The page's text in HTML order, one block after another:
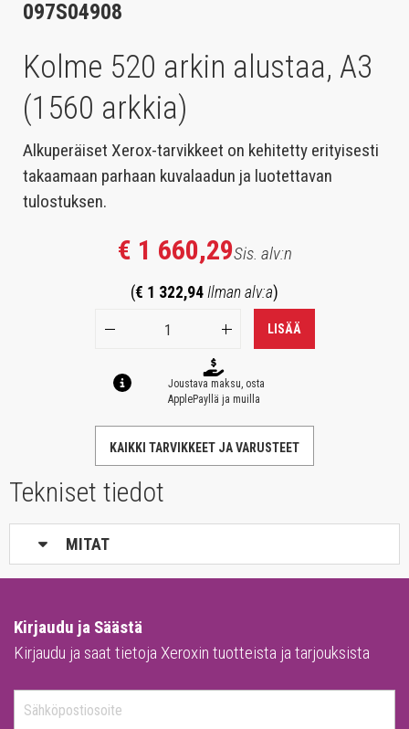
097S04908
Kolme 520 arkin alustaa, A3
(1560 arkkia)
Alkuperäiset Xerox-tarvikkeet on kehitetty erityisesti
takaamaan parhaan kuvalaadun ja luotettavan
tulostuksen.
€ 1 660,29Sis. alv:n
(€ 1 322,94 Ilman alv:a)
LISÄÄ
Joustava maksu, osta
ApplePayllä ja muilla
KAIKKI TARVIKKEET JA VARUSTEET
Tekniset tiedot
MITAT
Kirjaudu ja Säästä
Kirjaudu ja saat tietoja Xeroxin tuotteista ja tarjouksista